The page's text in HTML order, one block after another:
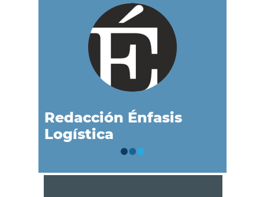
Redacción Énfasis
Logística